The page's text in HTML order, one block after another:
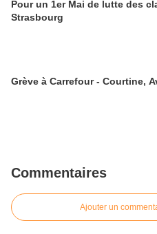
Pour un 1er Mai de lutte des
Strasbourg
Grève à Carrefour - Courtine,
Commentaires
Ajouter un